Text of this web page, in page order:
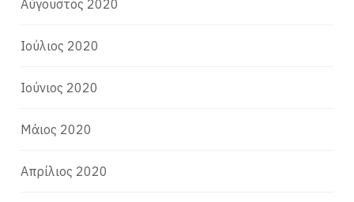
Αύγουστος 2020
Ιούλιος 2020
Ιούνιος 2020
Μάιος 2020
Απρίλιος 2020